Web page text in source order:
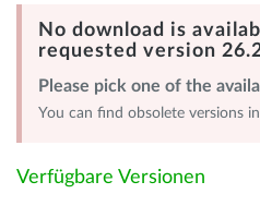
No download is
requested version
Please pick one of the
You can find obsolete versions
Verfügbare Versionen